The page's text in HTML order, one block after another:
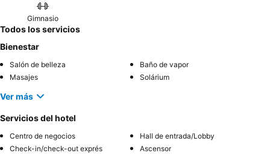
Gimnasio
Todos los servicios
Bienestar
Salón de belleza
Baño de vapor
Masajes
Solárium
Ver más
Servicios del hotel
Centro de negocios
Hall de entrada/Lobby
Check-in/check-out exprés
Ascensor